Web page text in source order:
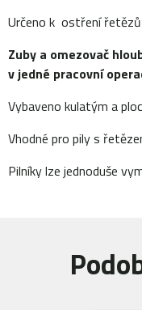
Určeno k ostření
Zuby a omezovač
v jedné pracovní
Vybaveno kulatým a
Vhodné pro pily s
Pilníky lze jednoduše